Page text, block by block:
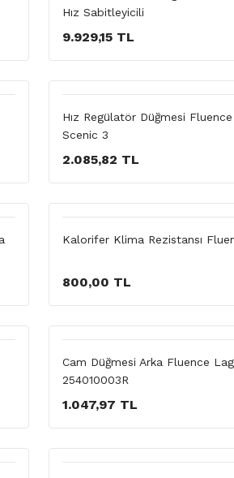
Hız Sabitleyicili
9.929,15 TL
Hız Regülatör Düğmesi
Scenic 3
2.085,82 TL
Kalorifer Klima Rezistansı
800,00 TL
Cam Düğmesi Arka Fluence
254010003R
1.047,97 TL